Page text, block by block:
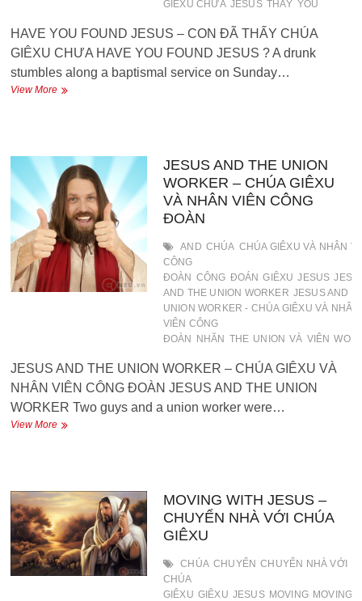
GIÊXU CHƯA JESUS THẤY YOU
HAVE YOU FOUND JESUS – CON ĐÃ THẤY CHÚA
GIÊXU CHƯA HAVE YOU FOUND JESUS ? A drunk
stumbles along a baptismal service on Sunday…
View MoreHAVE
CON
ĐÃ
THẤY
CHÚA
GIÊXU
CHƯA
JESUS AND THE UNION
WORKER – CHÚA GIÊXU
VÀ NHÂN VIÊN CÔNG
ĐOÀN
AND CHÚA CHÚA GIÊXU VÀ NHÂN
CÔNG
ĐOÀN CÔNG ĐOÁN GIÊXU JESUS
AND THE UNION WORKER JESUS AND
UNION WORKER - CHÚA GIÊXU VÀ NHÂN
VIÊN CÔNG
ĐOÀN
NHĂN THE UNION VÀ VIÊN
JESUS AND THE UNION WORKER – CHÚA GIÊXU VÀ
NHÂN VIÊN CÔNG ĐOÀN JESUS AND THE UNION
WORKER Two guys and a union worker were…
View MoreJESUS
–
CHÚA
GIÊXU
VÀ
NHÂN
VIÊN
MOVING WITH JESUS –
CHUYỂN NHÀ VỚI CHÚA
GIÊXU
CHÚA CHUYỂN CHUYỂN NHÀ VỚI
CHÚA
GIÊXU GIÊXU JESUS MOVING MOVING